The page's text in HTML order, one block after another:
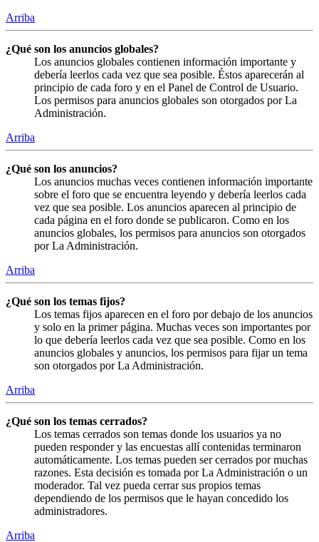
Arriba
¿Qué son los anuncios globales?
Los anuncios globales contienen información importante y
debería leerlos cada vez que sea posible. Éstos aparecerán al
principio de cada foro y en el Panel de Control de Usuario.
Los permisos para anuncios globales son otorgados por La
Administración.
Arriba
¿Qué son los anuncios?
Los anuncios muchas veces contienen información importante
sobre el foro que se encuentra leyendo y debería leerlos cada
vez que sea posible. Los anuncios aparecen al principio de
cada página en el foro donde se publicaron. Como en los
anuncios globales, los permisos para anuncios son otorgados
por La Administración.
Arriba
¿Qué son los temas fijos?
Los temas fijos aparecen en el foro por debajo de los anuncios
y solo en la primer página. Muchas veces son importantes por
lo que debería leerlos cada vez que sea posible. Como en los
anuncios globales y anuncios, los permisos para fijar un tema
son otorgados por La Administración.
Arriba
¿Qué son los temas cerrados?
Los temas cerrados son temas donde los usuarios ya no
pueden responder y las encuestas allí contenidas terminaron
automáticamente. Los temas pueden ser cerrados por muchas
razones. Esta decisión es tomada por La Administración o un
moderador. Tal vez pueda cerrar sus propios temas
dependiendo de los permisos que le hayan concedido los
administradores.
Arriba